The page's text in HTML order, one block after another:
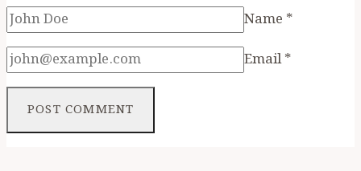
Name *
Email*